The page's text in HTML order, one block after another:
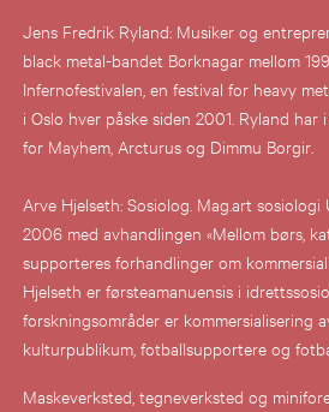
Jens Fredrik Ryland: Musiker og
black metal-bandet Borknagar mellom
Infernofestivalen, en festival for heavy
i Oslo hver påske siden 2001. Ryland
for Mayhem, Arcturus og Dimmu Borgir.
Arve Hjelseth: Sosiolog. Mag.art sosiologi
2006 med avhandlingen «Mellom børs,
supporteres forhandlinger om
Hjelseth er førsteamanuensis i
forskningsområder er kommersialisering
kulturpublikum, fotballsupportere og
Maskeverksted, tegneverksted og